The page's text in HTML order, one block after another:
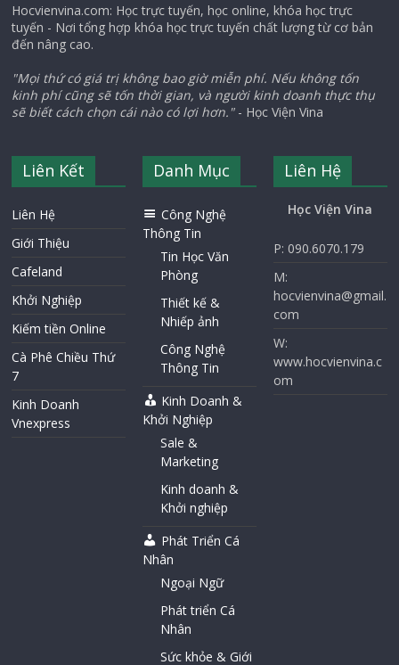
Hocvienvina.com: Học trực tuyến, học online, khóa học trực
tuyến - Nơi tổng hợp khóa học trực tuyến chất lượng từ cơ bản
đến nâng cao.
"Mọi thứ có giá trị không bao giờ miễn phí. Nếu không tốn
kinh phí cũng sẽ tốn thời gian, và người kinh doanh thực thụ
sẽ biết cách chọn cái nào có lợi hơn."- Học Viện Vina
Liên Kết
Liên Hệ
Giới Thiệu
Cafeland
Khởi Nghiệp
Kiếm tiền Online
Cà Phê Chiều Thứ
7
Kinh Doanh
Vnexpress
Danh Mục
Công Nghệ
Thông Tin
Tin Học Văn
Phòng
Thiết kế &
Nhiếp ảnh
Công Nghệ
Thông Tin
Kinh Doanh &
Khởi Nghiệp
Sale &
Marketing
Kinh doanh &
Khởi nghiệp
Phát Triển Cá
Nhân
Ngoại Ngữ
Phát triển Cá
Nhân
Sức khỏe & Giới
Liên Hệ
Học Viện Vina
P: 090.6070.179
M:
hocvienvina@gmail.
com
W:
www.hocvienvina.c
om